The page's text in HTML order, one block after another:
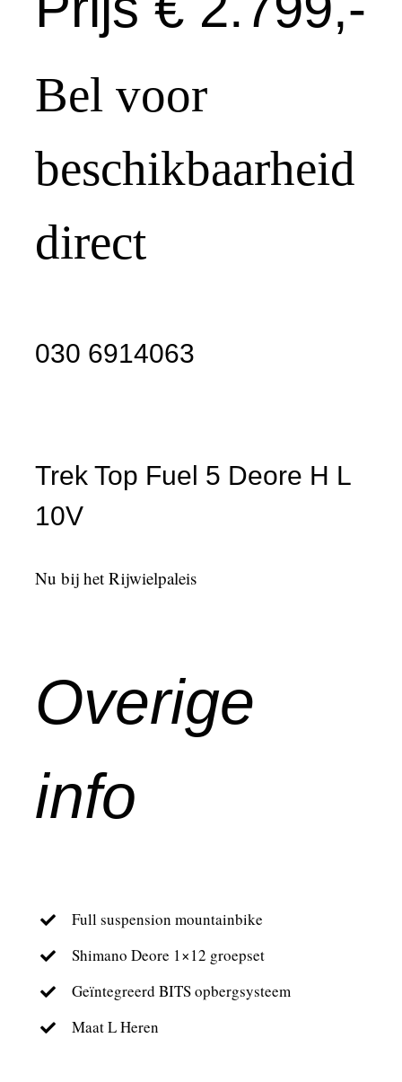
Bel voor
beschikbaarheid
direct
030 6914063
Trek Top Fuel 5 Deore H L
10V
Nu bij het Rijwielpaleis
Overige
info
Full suspension mountainbike
Shimano Deore 1×12 groepset
Geïntegreerd BITS opbergsysteem
Maat L Heren